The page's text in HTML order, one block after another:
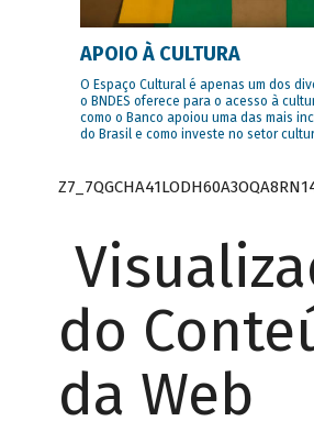
APOIO À CULTURA
O Espaço Cultural é apenas um dos
o BNDES oferece para o acesso à
como o Banco apoiou uma das mais
do Brasil e como investe no setor
do
da Web